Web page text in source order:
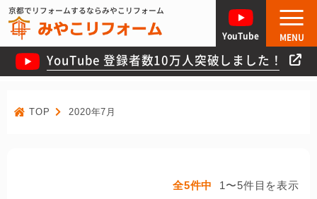
京都でリフォームするならみやこリフォーム
YouTube 登録者数10万人突破しました！
YouTube MENU
TOP 2020年7月
全5件中 1〜5件目を表示